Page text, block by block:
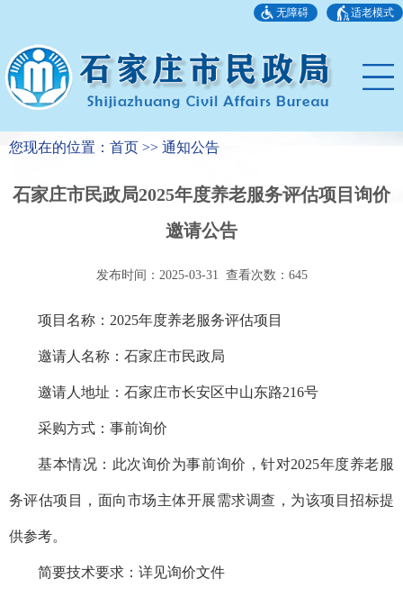
无障碍 适老模式
您现在的位置：首页 >> 通知公告
石家庄市民政局2025年度养老服务评估项目询价
邀请公告
发布时间：2025-03-31 查看次数： 645
项目名称：2025年度养老服务评估项目
邀请人名称：石家庄市民政局
邀请人地址：石家庄市长安区中山东路216号
采购方式：事前询价
基本情况：此次询价为事前询价，针对2025年度养老服
务评估项目，面向市场主体开展需求调查，为该项目招标提
供参考。
简要技术要求：详见询价文件